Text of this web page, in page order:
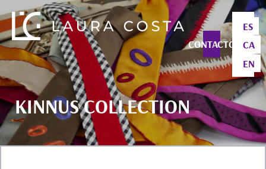
CONTACTO
ES
CA
EN
KINNUS COLLECTION